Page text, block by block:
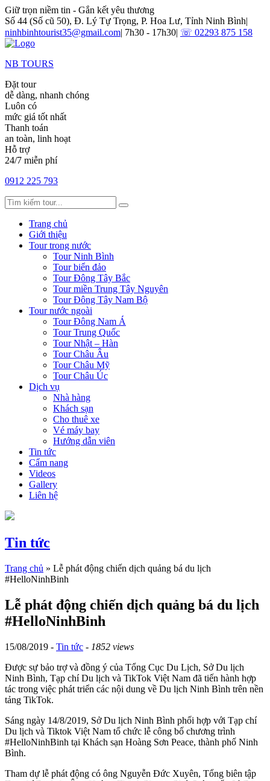
Giữ trọn niềm tin - Gắn kết yêu thương
Số 44 (Số cũ 50), Đ. Lý Tự Trọng, P. Hoa Lư, Tỉnh Ninh Bình|
ninhbinhtourist35@gmail.com| 7h30 - 17h30| ☏ 02293 875 158
NB TOURS
Đặt tour
dễ dàng, nhanh chóng
Luôn có
mức giá tốt nhất
Thanh toán
an toàn, linh hoạt
Hỗ trợ
24/7 miễn phí
0912 225 793
Trang chủ
Giới thiệu
Tour trong nước
Tour Ninh Bình
Tour biển đảo
Tour Đông Tây Bắc
Tour miền Trung Tây Nguyên
Tour Đông Tây Nam Bộ
Tour nước ngoài
Tour Đông Nam Á
Tour Trung Quốc
Tour Nhật – Hàn
Tour Châu Âu
Tour Châu Mỹ
Tour Châu Úc
Dịch vụ
Nhà hàng
Khách sạn
Cho thuê xe
Vé máy bay
Hướng dẫn viên
Tin tức
Cẩm nang
Videos
Gallery
Liên hệ
Tin tức
Trang chủ » Lễ phát động chiến dịch quảng bá du lịch
#HelloNinhBinh
Lễ phát động chiến dịch quảng bá du lịch
#HelloNinhBinh
15/08/2019 - Tin tức - 1852 views
Được sự bảo trợ và đồng ý của Tổng Cục Du Lịch, Sở Du lịch
Ninh Bình, Tạp chí Du lịch và TikTok Việt Nam đã tiến hành hợp
tác trong việc phát triển các nội dung về Du lịch Ninh Bình trên nền
tảng TikTok.
Sáng ngày 14/8/2019, Sở Du lịch Ninh Bình phối hợp với Tạp chí
Du lịch và Tiktok Việt Nam tổ chức lễ công bố chương trình
#HelloNinhBinh tại Khách sạn Hoàng Sơn Peace, thành phố Ninh
Bình.
Tham dự lễ phát động có ông Nguyễn Đức Xuyên, Tổng biên tập